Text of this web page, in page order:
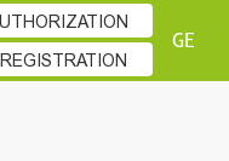
REGISTRATION
GE